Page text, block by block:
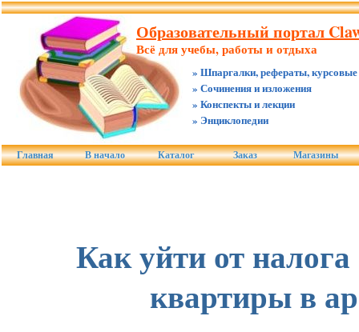
Образовательный портал
Всё для учебы, работы и отдыха
» Шпаргалки, рефераты, курсовые
» Сочинения и изложения
» Конспекты и лекции
» Энциклопедии
Главная В начало Каталог Заказ Магазины
Как уйти от налога
квартиры в